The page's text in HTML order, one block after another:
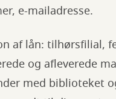
e-mailadresse.
af lån: tilhørsfilial,
og afleverede
med biblioteket